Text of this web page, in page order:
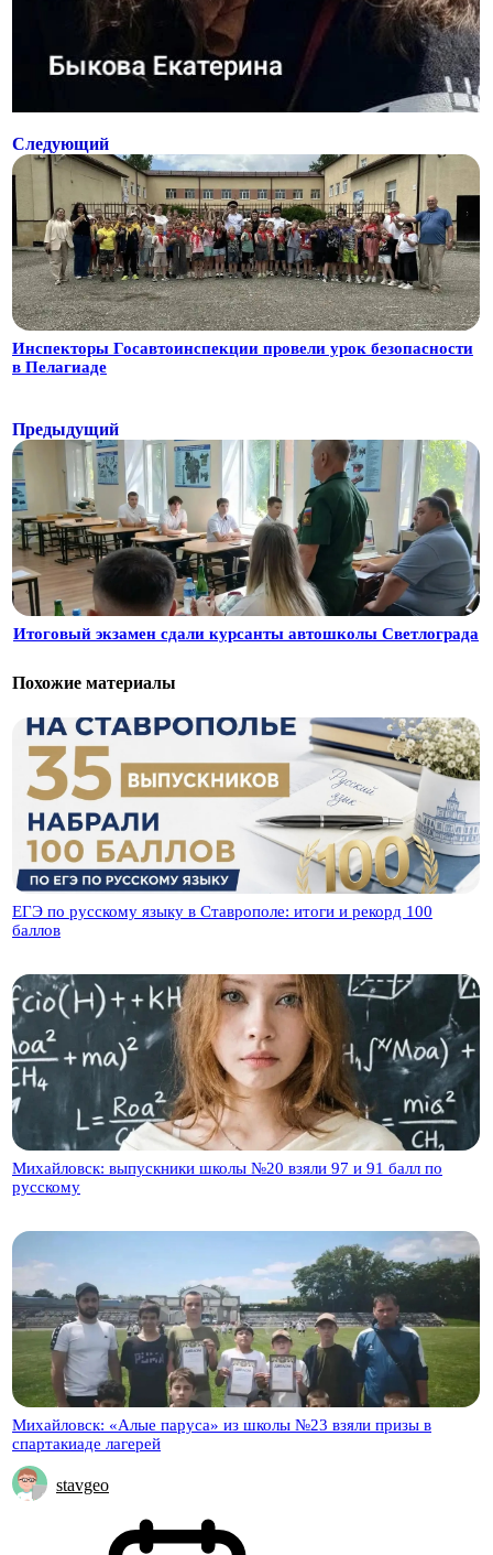
Следующий
Инспекторы Госавтоинспекции провели урок безопасности
в Пелагиаде
Предыдущий
Итоговый экзамен сдали курсанты автошколы Светлограда
Похожие материалы
ЕГЭ по русскому языку в Ставрополе: итоги и рекорд 100
баллов
Михайловск: выпускники школы №20 взяли 97 и 91 балл по
русскому
Михайловск: «Алые паруса» из школы №23 взяли призы в
спартакиаде лагерей
stavgeo